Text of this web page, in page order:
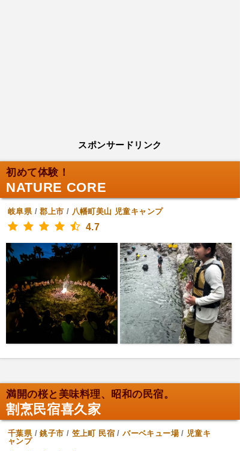
スポンサードリンク
初めて体験！
NATURE CORE
岐阜県/郡上市 / 八幡町美山 児童キャンプ
4.7
満開の桜と美味料理、昭和の民宿。
割烹民宿喜久家
千葉県/銚子市 / 笠上町 民宿 /バーベキュー場/ 児童キ
ャンプ